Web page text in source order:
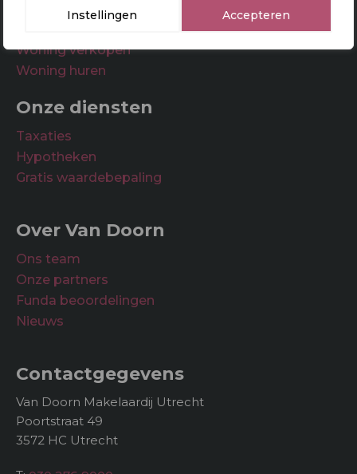
Instellingen Accepteren
Woningsaanbod
Woning verkopen
Woning huren
Onze diensten
Taxaties
Hypotheken
Gratis waardebepaling
Over Van Doorn
Ons team
Onze partners
Funda beoordelingen
Nieuws
Contactgegevens
Van Doorn Makelaardij Utrecht
Poortstraat 49
3572 HC Utrecht